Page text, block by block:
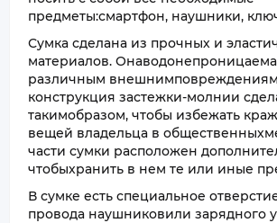
предметы:смартфон, наушники,
Сумка сделана из прочных и
материалов.
различным
конструкция застежки-молнии
такимобразом, чтобы избежать
вещей владельца в
части сумки расположен
чтобыхранить в нем те или иные
В сумке есть специальное
провода наушниковили зарядного